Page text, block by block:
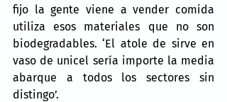
fijo la gente viene a vender comida
utiliza esos materiales que no son
biodegradables. ‘El atole de sirve en
vaso de unicel sería importe la media
abarque a todos los sectores sin
distingo’.